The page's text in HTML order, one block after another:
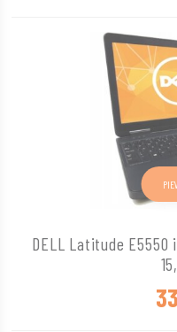
DELL Latitude E5550